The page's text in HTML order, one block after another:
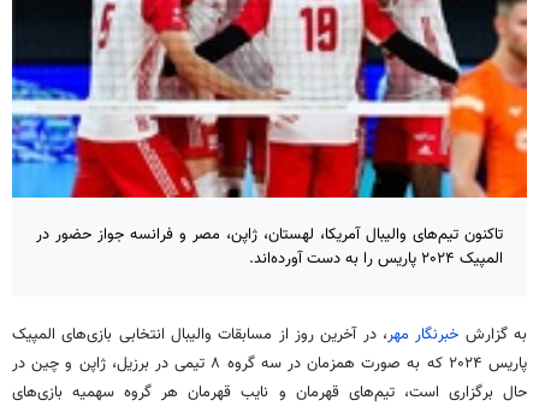
تاکنون تیم‌های والیبال آمریکا، لهستان، ژاپن، مصر و فرانسه جواز حضور در
المپیک ۲۰۲۴ پاریس را به دست آورده‌اند.
به گزارش خبرنگار مهر، در آخرین روز از مسابقات والیبال انتخابی بازی‌های المپیک
پاریس ۲۰۲۴ که به صورت همزمان در سه گروه ۸ تیمی در برزیل، ژاپن و چین در
حال برگزاری است، تیم‌های قهرمان و نایب قهرمان هر گروه سهمیه بازی‌های